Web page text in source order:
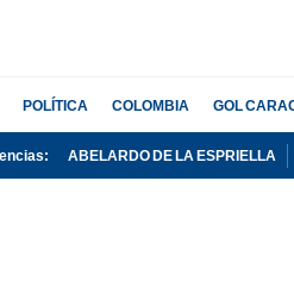
POLÍTICA COLOMBIA GOL
ABELARDO DE LA ESPRIELLA